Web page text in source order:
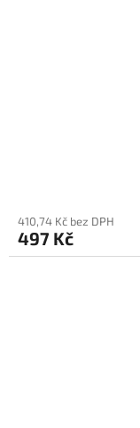
410,74 Kč bez DPH
497 Kč